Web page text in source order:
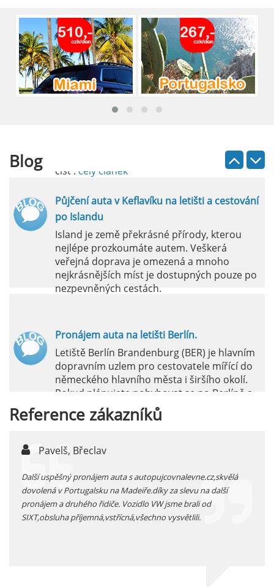
Blog
brána do regionu Costa Blanca, se nachází
přibližně 9 km od centra Alicante.
číst :celý článek
Pronájem auta na letišti Lefkada: Kompletní
průvodce
Půjčení auta na letišti Lefkada je skvělý
číst : celý článek
Půjčení auta v Keflavíku na letišti a cestování
po Islandu
Island je země překrásné přírody, kterou
nejlépe prozkoumáte autem. Veškerá
veřejná doprava je omezená a mnoho
nejkrásnějších míst je dostupných pouze po
nezpevněných cestách.
Pronájem auta na letišti Berlín.
Letiště Berlín Brandenburg (BER) je hlavním
dopravním uzlem pro cestovatele mířící do
německého hlavního města i širšího okolí.
Pokud plánujete pohybovat se po Berlíně a
okolních regionech bez omezení, pronájem
auta přímo na letišti je ideální volbou.
Letiště Marseille, oficiálně známé jako
mezinárodní letiště Marseille-Provence, je
hlavní vstupní branou do regionu Provence
a nachází se přibližně 27 km od centra města
Reference zákazníků
Pavelš, Břeclav
Další uspěšný pronájem auta s autopujcovnalevne.cz,skvělá
dovolená v Portugalsku na Madeiře.díky za slevu na další
pronájem a druhého řidiče. Vozidlo VW jsme brali od
SIXT,obsluha příjemná,vstřícná,všechno vysvětlili.